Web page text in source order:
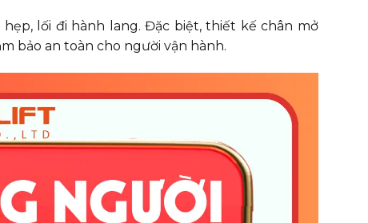
lượng (Weight
390
tháng 12
Nâng người làm việc trên cao
xưởng)
lối đi hành lang. Đặc biệt, thiết kế chân mở
bảo an toàn cho người vận hành.